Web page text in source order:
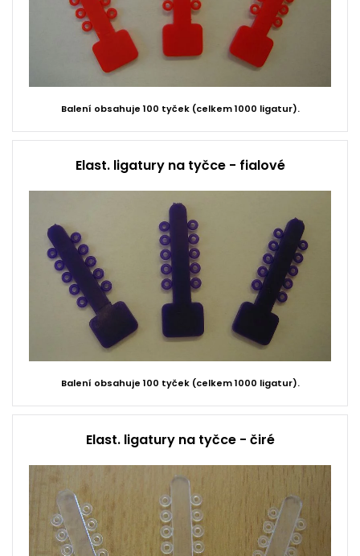
Balení obsahuje 100 tyček (celkem 1000 ligatur).
Elast. ligatury na tyčce - fialové
Balení obsahuje 100 tyček (celkem 1000 ligatur).
Elast. ligatury na tyčce - čiré